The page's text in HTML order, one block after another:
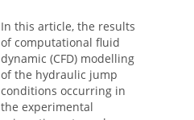
In this article, the results
of computational fluid
dynamic (CFD) modelling
of the hydraulic jump
conditions occurring in
the experimental